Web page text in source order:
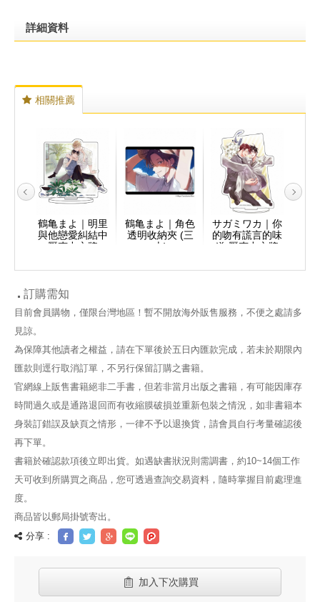
詳細資料
相關推薦
鶴亀まよ｜明里
與他戀愛糾結中
壓克力立牌
鶴亀まよ｜角色
透明收納夾 (三
上)
サガミワカ｜你
的吻有謊言的味
道 壓克力立牌
訂購需知
目前會員購物，僅限台灣地區！暫不開放海外販售服務，不便之處請多
見諒。
為保障其他讀者之權益，請在下單後於五日內匯款完成，若未於期限內
匯款則逕行取消訂單，不另行保留訂購之書籍。
官網線上販售書籍絕非二手書，但若非當月出版之書籍，有可能因庫存
時間過久或是通路退回而有收縮膜破損並重新包裝之情況，如非書籍本
身裝訂錯誤及缺頁之情形，一律不予以退換貨，請會員自行考量確認後
再下單。
書籍於確認款項後立即出貨。如遇缺書狀況則需調書，約10~14個工作
天可收到所購買之商品，您可透過查詢交易資料，隨時掌握目前處理進
度。
商品皆以郵局掛號寄出。
分享 :
加入下次購買